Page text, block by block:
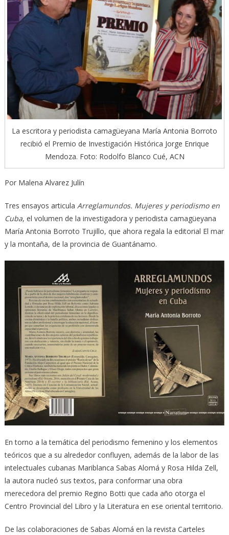
La escritora y periodista camagüeyana María Antonia Borroto
recibió el Premio de Investigación Histórica Jorge Enrique
Mendoza. Foto: Rodolfo Blanco Cué, ACN
Por Malena Alvarez Julín
Tres ensayos articula Arreglamundos. Mujeres y periodismo en
Cuba, el volumen de la investigadora y periodista camagüeyana
María Antonia Borroto Trujillo, que ahora regala la editorial El mar
y la montaña, de la provincia de Guantánamo.
En torno a la temática del periodismo femenino y los elementos
teóricos que a su alrededor confluyen, además de la labor de las
intelectuales cubanas Mariblanca Sabas Alomá y Rosa Hilda Zell,
la autora nucleó sus textos, para conformar una obra
merecedora del premio Regino Botti que cada año otorga el
Centro Provincial del Libro y la Literatura en ese oriental territorio.
De las colaboraciones de Sabas Alomá en la revista Carteles